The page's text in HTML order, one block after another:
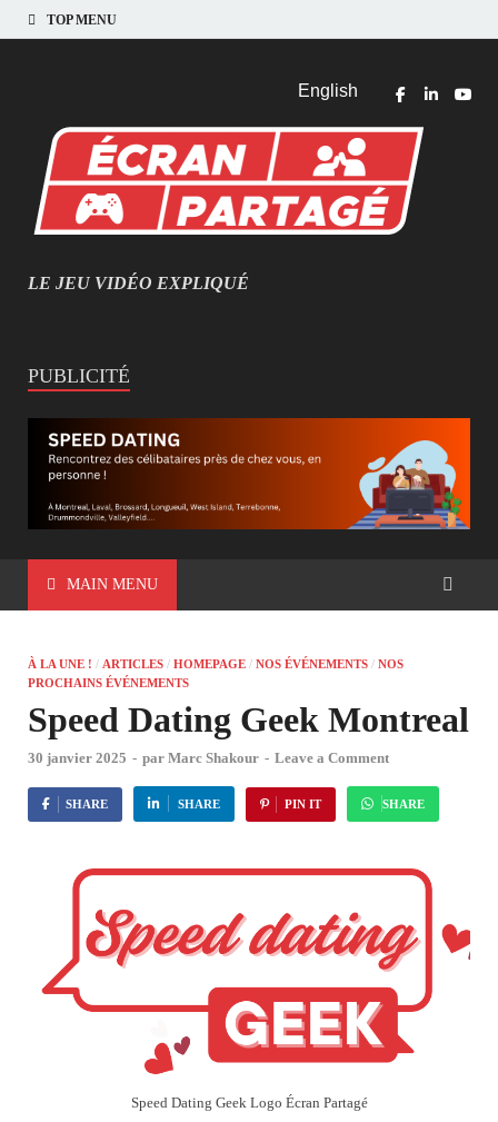
TOP MENU
English
MIEUX COMPRENDRE LES JEUX VIDÉO
LE JEU VIDÉO EXPLIQUÉ
PUBLICITÉ
MAIN MENU
À LA UNE ! / ARTICLES / HOMEPAGE / NOS ÉVÉNEMENTS / NOS
PROCHAINS ÉVÉNEMENTS
Speed Dating Geek Montreal
30 janvier 2025 - par Marc Shakour - Leave a Comment
SHARE SHARE PIN IT SHARE
Speed Dating Geek Logo Écran Partagé